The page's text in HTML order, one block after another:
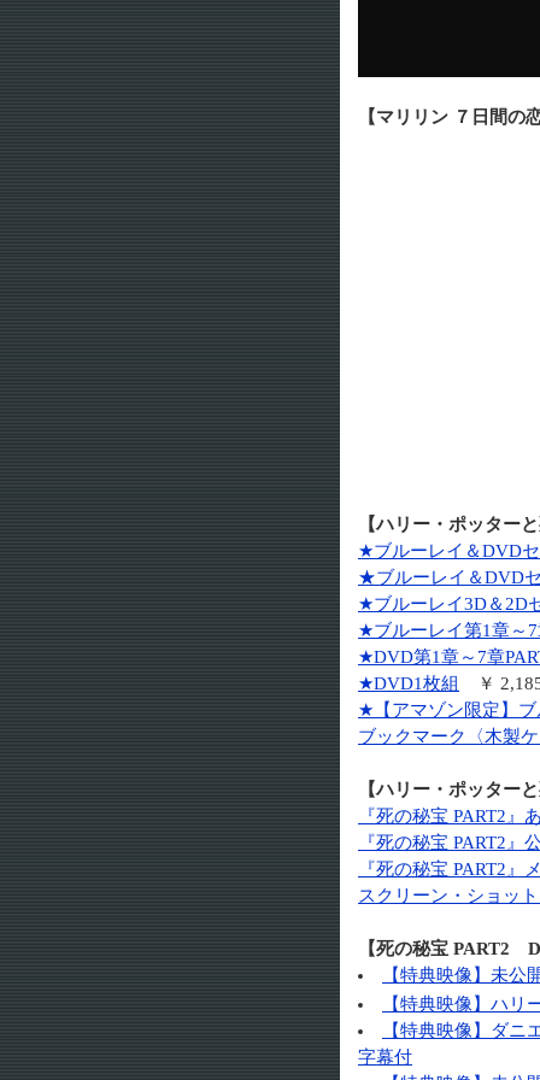
【マリリン ７日間
【ハリー・ポッター
★ブルーレイ＆DVD
★ブルーレイ＆DVD
★ブルーレイ3D＆2D
★ブルーレイ第1章～
★DVD第1章～7章
★DVD1枚組
￥
★【アマゾン限定】
ブックマーク〈木製
【ハリー・ポッター
『死の秘宝 PART2
『死の秘宝 PART2』
『死の秘宝 PART2』
スクリーン・ショット
【死の秘宝 PART2
【特典映像】未公
【特典映像】ハリ
【特典映像】ダニ
字幕付